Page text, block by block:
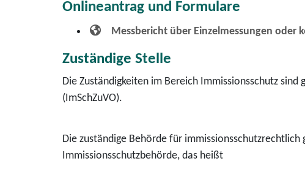
Onlineantrag und Formulare
Messbericht über Einzelmessungen
Zuständige Stelle
Die Zuständigkeiten im Bereich Immissionsschutz
(ImSchZuVO).
Die zuständige Behörde für
Immissionsschutzbehörde, das heißt